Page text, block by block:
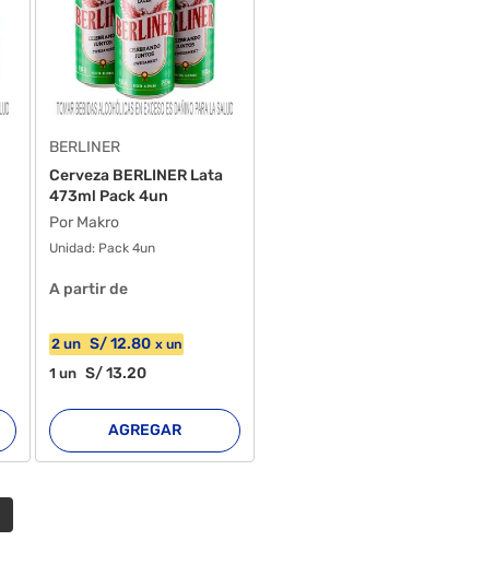
BERLINER
Cerveza BERLINER Lata
473ml Pack 4un
Por Makro
Unidad: Pack 4un
A partir de
2 un S/12.80 xun
1un S/13.20
AGREGAR